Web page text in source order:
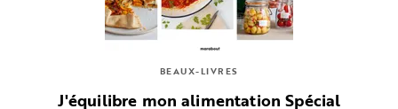
BEAUX-LIVRES
J'équilibre mon alimentation Spécial